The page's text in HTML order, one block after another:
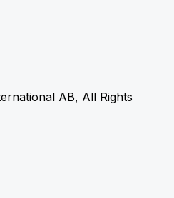
AB, All Rights